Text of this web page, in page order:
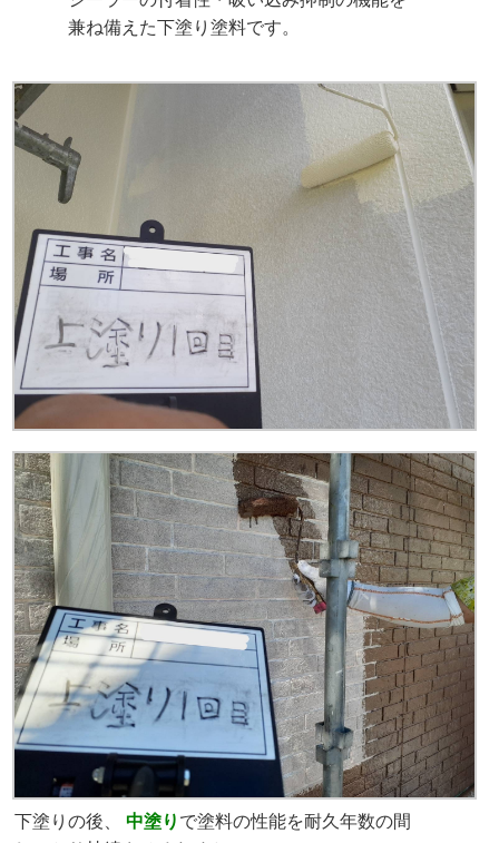
兼ね備えた下塗り塗料です。
下塗りの後、 中塗りで塗料の性能を耐久年数の間